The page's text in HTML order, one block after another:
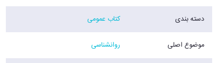
دسته بندی کتاب عمومی
موضوع اصلی روانشناسی